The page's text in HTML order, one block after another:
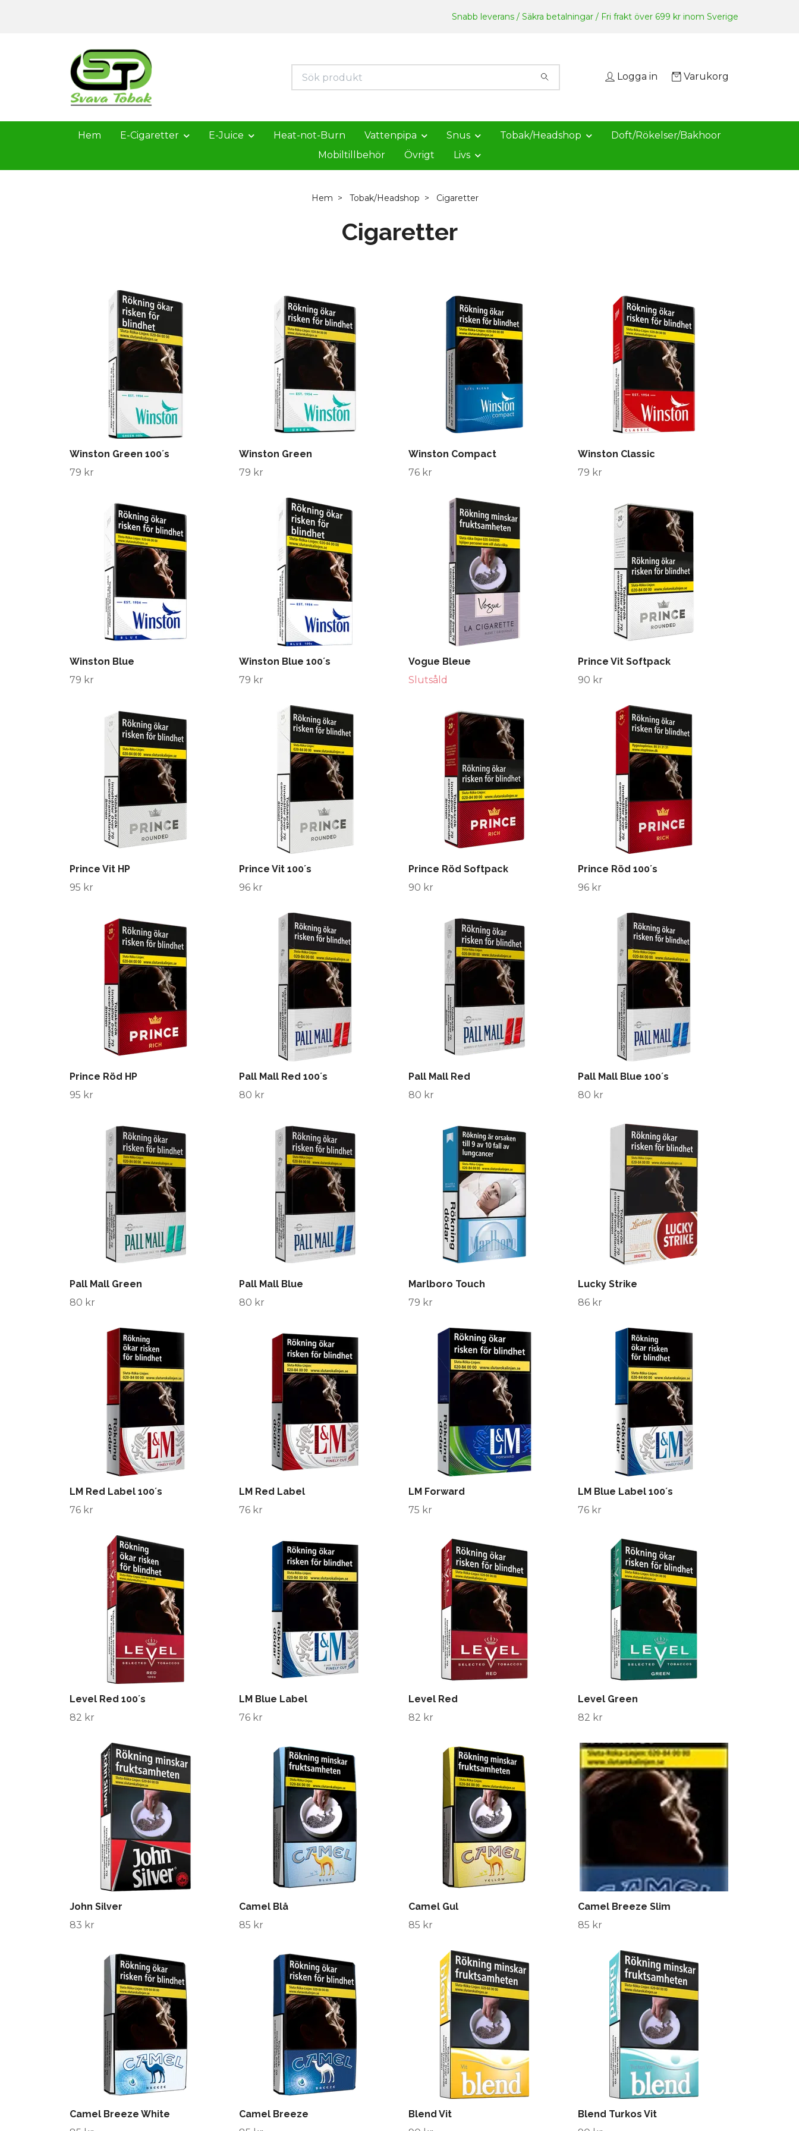
Snabb leverans / Säkra betalningar / Fri frakt över 699 kr inom Sverige
Logga in Varukorg
Hem E-Cigaretter E-Juice Heat-not-Burn Vattenpipa Snus Tobak/Headshop
Doft/Rökelser/Bakhoor
Mobiltillbehör
Övrigt Livs
Hem Tobak/Headshop Cigaretter
Cigaretter
Winston Green 100´s
79 kr
Winston Green
79 kr
Winston Compact
76 kr
Winston Classic
79 kr
Winston Blue
79 kr
Winston Blue 100´s
79 kr
Vogue Bleue
Slutsåld
Prince Vit Softpack
90 kr
Prince Vit HP
95 kr
Prince Vit 100´s
96 kr
Prince Röd Softpack
90 kr
Prince Röd 100´s
96 kr
Prince Röd HP
95 kr
Pall Mall Red 100´s
80 kr
Pall Mall Red
80 kr
Pall Mall Blue 100´s
80 kr
Pall Mall Green
80 kr
Pall Mall Blue
80 kr
Marlboro Touch
79 kr
Lucky Strike
86 kr
LM Red Label 100´s
76 kr
LM Red Label
76 kr
LM Forward
75 kr
LM Blue Label 100´s
76 kr
Level Red 100´s
82 kr
LM Blue Label
76 kr
Level Red
82 kr
Level Green
82 kr
John Silver
83 kr
Camel Blå
85 kr
Camel Gul
85 kr
Camel Breeze Slim
85 kr
Camel Breeze White
Camel Breeze
Blend Vit
Blend Turkos Vit